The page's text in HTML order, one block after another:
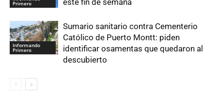
Primero
este fin de semana
Informando
Primero
Sumario sanitario contra Cementerio
Católico de Puerto Montt: piden
identificar osamentas que quedaron al
descubierto